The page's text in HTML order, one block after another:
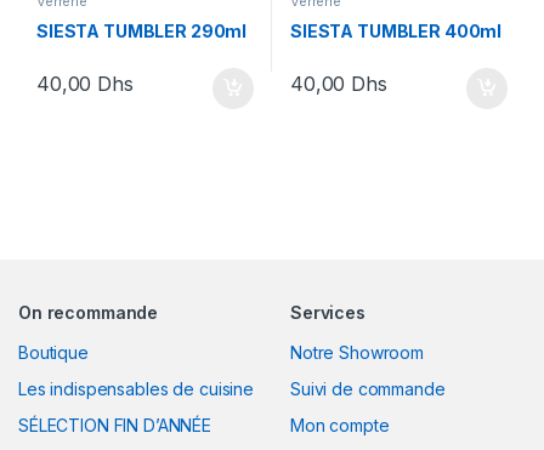
SIESTA TUMBLER 290ml
40,00 Dhs
SIESTA TUMBLER 400ml
40,00 Dhs
On recommande
Boutique
Les indispensables de cuisine
SÉLECTION FIN D’ANNÉE
Services
Notre Showroom
Suivi de commande
Mon compte